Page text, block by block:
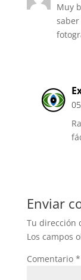
Muy
Enviar
Tu dirección
Los campos
Comentario *